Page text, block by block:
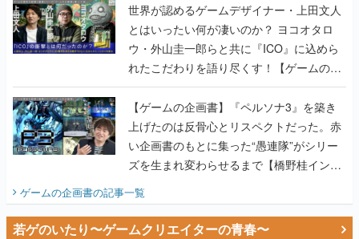
世界が認めるゲームデザイナー・上田文人
とはいったい何が凄いのか？ ヨコオタロ
ウ・外山圭一郎らと共に『ICO』に込めら
れたこだわりを語り尽くす！【ゲームの企
画書】
【ゲームの企画書】『ペルソナ3』を築き
上げたのは反骨心とリスペクトだった。赤
い企画書のもとに集った“愚連隊”がシリー
ズを生まれ変わらせるまで【橋野桂インタ
ゲームの企画書の記事一覧
若ゲのいたり〜ゲームクリエイターの青春〜